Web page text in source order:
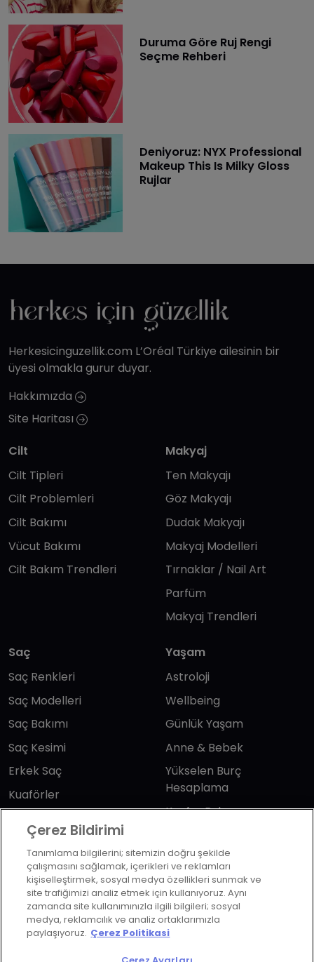
Duruma Göre Ruj Rengi
Seçme Rehberi
Deniyoruz: NYX Professional
Makeup This Is Milky Gloss
Rujlar
Herkesicinguzellik.com L’Oréal Türkiye ailesinin bir
üyesi olmakla gurur duyar.
Hakkımızda
Site Haritası
Cilt
Cilt Tipleri
Cilt Problemleri
Cilt Bakımı
Vücut Bakımı
Cilt Bakım Trendleri
Makyaj
Ten Makyajı
Göz Makyajı
Dudak Makyajı
Makyaj Modelleri
Tırnaklar / Nail Art
Parfüm
Makyaj Trendleri
Saç
Saç Renkleri
Saç Modelleri
Saç Bakımı
Saç Kesimi
Erkek Saç
Kuaförler
Yaşam
Astroloji
Wellbeing
Günlük Yaşam
Anne & Bebek
Yükselen Burç
Hesaplama
Kuafor Bulma
Bizi takip edin
Çerez Bildirimi
Tanımlama bilgilerini; sitemizin doğru şekilde
çalışmasını sağlamak, içerikleri ve reklamları
kişiselleştirmek, sosyal medya özellikleri sunmak ve
site trafiğimizi analiz etmek için kullanıyoruz. Aynı
zamanda site kullanımınızla ilgili bilgileri; sosyal
medya, reklamcılık ve analiz ortaklarımızla
paylaşıyoruz. Çerez Politikasi